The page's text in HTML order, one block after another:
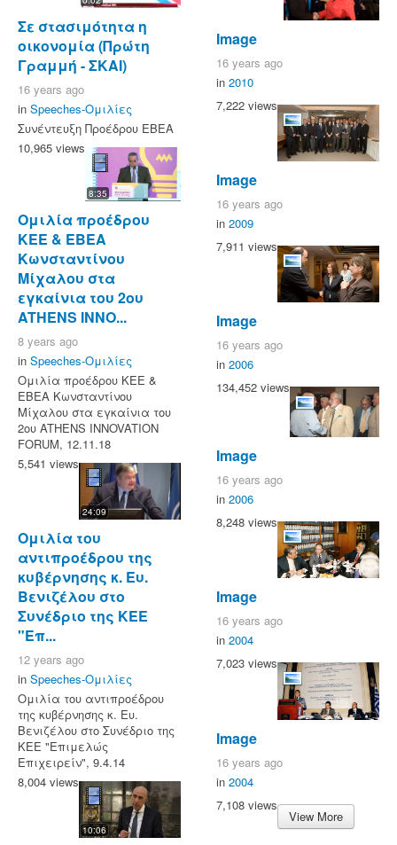
Σε στασιμότητα η
οικονομία (Πρώτη
Γραμμή - ΣΚΑΙ)
16 years ago
in Speeches-Ομιλίες
Συνέντευξη Προέδρου ΕΒΕΑ
10,965 views
8:35
Ομιλία προέδρου
ΚΕΕ & ΕΒΕΑ
Κωνσταντίνου
Μίχαλου στα
εγκαίνια του 2ου
ATHENS INNO...
8 years ago
in Speeches-Ομιλίες
Ομιλία προέδρου ΚΕΕ &
ΕΒΕΑ Κωνσταντίνου
Μίχαλου στα εγκαίνια του
2ου ATHENS INNOVATION
FORUM, 12.11.18
5,541 views
24:09
Ομιλία του
αντιπροέδρου της
κυβέρνησης κ. Ευ.
Βενιζέλου στο
Συνέδριο της ΚΕΕ
"Επ...
12 years ago
in Speeches-Ομιλίες
Ομιλία του αντιπροέδρου
της κυβέρνησης κ. Ευ.
Βενιζέλου στο Συνέδριο της
ΚΕΕ "Επιμελώς
Επιχειρείν", 9.4.14
8,004 views
10:06
Image
16 years ago
in 2010
7,222 views
Image
16 years ago
in 2009
7,911 views
Image
16 years ago
in 2006
134,452 views
Image
16 years ago
in 2006
8,248 views
Image
16 years ago
in 2004
7,023 views
Image
16 years ago
in 2004
7,108 views
View More